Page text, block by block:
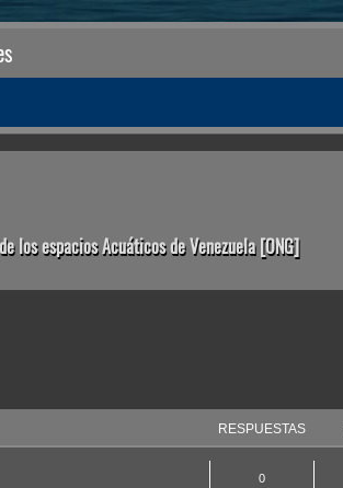
los espacios Acuáticos de Venezuela [ONG]
RESPUESTAS
0